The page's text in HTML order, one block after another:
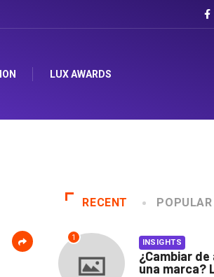
LUX AWARDS
RECENT POPULAR
1 INSIGHTS
¿Cambiar
una marca?